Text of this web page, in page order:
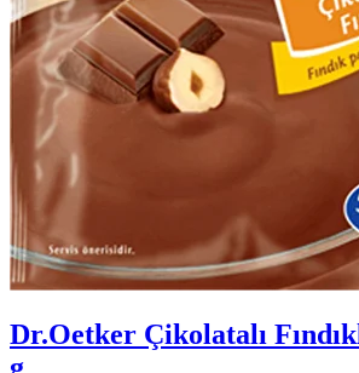
Dr.Oetker Çikolatalı